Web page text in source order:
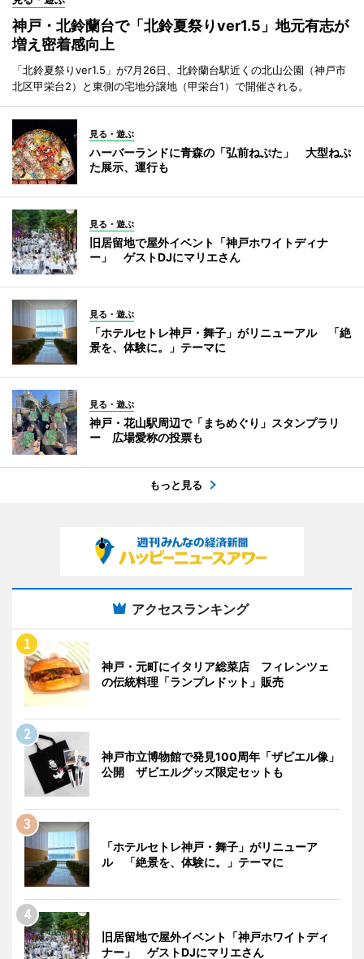
神戸・北鈴蘭台で「北鈴夏祭りver1.5」地元有志が
増え密着感向上
「北鈴夏祭りver1.5」が7月26日、北鈴蘭台駅近くの北山公園（神戸市
北区甲栄台2）と東側の宅地分譲地（甲栄台1）で開催される。
見る・遊ぶ
ハーバーランドに青森の「弘前ねぷた」 大型ねぷ
た展示、運行も
見る・遊ぶ
旧居留地で屋外イベント「神戸ホワイトディナ
ー」 ゲストDJにマリエさん
見る・遊ぶ
「ホテルセトレ神戸・舞子」がリニューアル 「絶
景を、体験に。」テーマに
見る・遊ぶ
神戸・花山駅周辺で「まちめぐり」スタンプラリ
ー 広場愛称の投票も
もっと見る
アクセスランキング
神戸・元町にイタリア総菜店 フィレンツェ
の伝統料理「ランプレドット」販売
神戸市立博物館で発見100周年「ザビエル像」
公開 ザビエルグッズ限定セットも
「ホテルセトレ神戸・舞子」がリニューア
ル 「絶景を、体験に。」テーマに
旧居留地で屋外イベント「神戸ホワイトディ
ナー」 ゲストDJにマリエさん